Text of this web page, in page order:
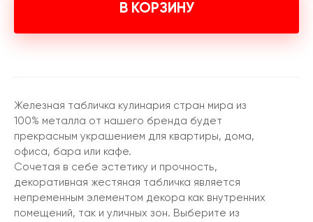
В КОРЗИНУ
Железная табличка кулинария стран мира из
100% металла от нашего бренда будет
прекрасным украшением для квартиры, дома,
офиса, бара или кафе.
Сочетая в себе эстетику и прочность,
декоративная жестяная табличка является
непременным элементом декора как внутренних
помещений, так и уличных зон. Выберите из